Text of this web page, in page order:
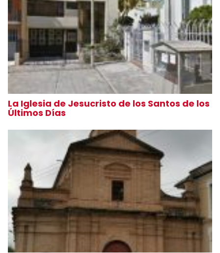
La Iglesia de Jesucristo de los Santos de los
Últimos Días